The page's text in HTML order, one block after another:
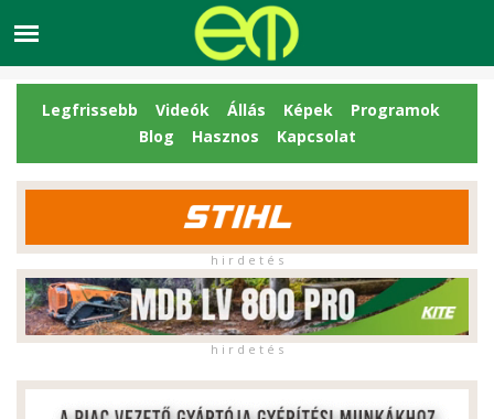
Legfrissebb Videók Állás Képek
Programok
Blog
Hasznos Kapcsolat
h i r d e t é s
h i r d e t é s